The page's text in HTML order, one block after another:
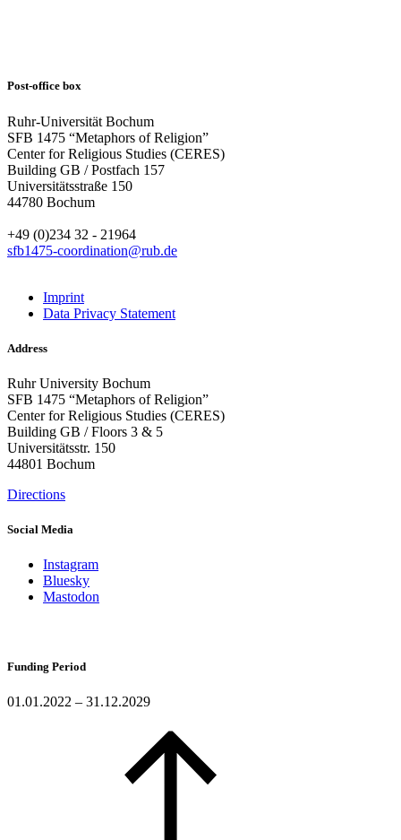
Post-office box
Ruhr-Universität Bochum
SFB 1475 “Metaphors of Religion”
Center for Religious Studies (CERES)
Building GB / Postfach 157
Universitätsstraße 150
44780 Bochum
+49 (0)234 32 - 21964
sfb1475-coordination@rub.de
Imprint
Data Privacy Statement
Address
Ruhr University Bochum
SFB 1475 “Metaphors of Religion”
Center for Religious Studies (CERES)
Building GB / Floors 3 & 5
Universitätsstr. 150
44801 Bochum
Directions
Social Media
Instagram
Bluesky
Mastodon
Funding Period
01.01.2022 – 31.12.2029